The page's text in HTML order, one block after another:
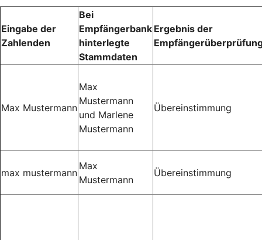
Eingabe der
Zahlenden
Bei
Empfängerbank
hinterlegte
Stammdaten
Ergebnis der
Max Mustermann
Max
Mustermann
und Marlene
Mustermann
Übereinstimmung
max mustermann
Max
Mustermann
Übereinstimmung